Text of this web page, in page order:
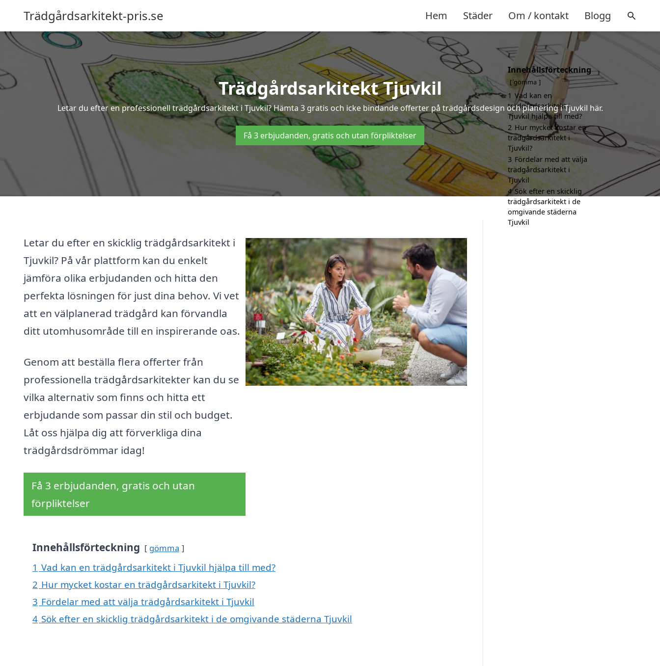
Trädgårdsarkitekt-pris.se Hem Städer Om / kontakt Blogg
Trädgårdsarkitekt Tjuvkil
Letar du efter en professionell trädgårdsarkitekt i Tjuvkil? Hämta 3 gratis och icke bindande offerter på trädgårdsdesign och planering i Tjuvkil här.
Få 3 erbjudanden, gratis och utan förpliktelser
Letar du efter en skicklig trädgårdsarkitekt i
Tjuvkil? På vår plattform kan du enkelt
jämföra olika erbjudanden och hitta den
perfekta lösningen för just dina behov. Vi vet
att en välplanerad trädgård kan förvandla
ditt utomhusområde till en inspirerande oas.
Genom att beställa flera offerter från
professionella trädgårdsarkitekter kan du se
vilka alternativ som finns och hitta ett
erbjudande som passar din stil och budget.
Låt oss hjälpa dig att förverkliga dina
trädgårdsdrömmar idag!
Få 3 erbjudanden, gratis och utan
förpliktelser
Innehållsförteckning gömma
1 Vad kan en trädgårdsarkitekt i Tjuvkil hjälpa till med?
2 Hur mycket kostar en trädgårdsarkitekt i Tjuvkil?
3 Fördelar med att välja trädgårdsarkitekt i Tjuvkil
4 Sök efter en skicklig trädgårdsarkitekt i de omgivande städerna Tjuvkil
Innehållsförteckning
gömma
1 Vad kan en
trädgårdsarkitekt i
Tjuvkil hjälpa till med?
2 Hur mycket kostar en
trädgårdsarkitekt i
Tjuvkil?
3 Fördelar med att välja
trädgårdsarkitekt i
Tjuvkil
4 Sök efter en skicklig
trädgårdsarkitekt i de
omgivande städerna
Tjuvkil